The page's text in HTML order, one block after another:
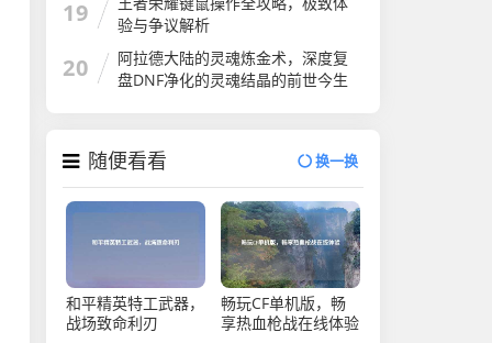
19
验与争议解析
20
阿拉德大陆的灵魂炼金术，深度复
盘DNF净化的灵魂结晶的前世今生
随便看看 换一换
和平精英特工武器，
战场致命利刃
畅玩CF单机版，畅
享热血枪战在线体验